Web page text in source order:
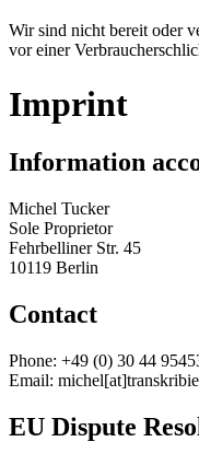
Wir sind nicht bereit oder
vor einer
Imprint
Information
Michel Tucker
Sole Proprietor
Fehrbelliner Str. 45
10119 Berlin
Contact
Phone: +49 (0) 30 44
Email:
EU Dispute